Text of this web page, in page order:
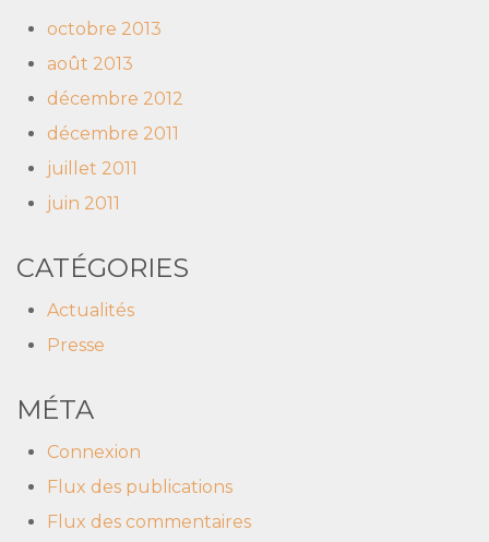
octobre 2013
août 2013
décembre 2012
décembre 2011
juillet 2011
juin 2011
CATÉGORIES
Actualités
Presse
MÉTA
Connexion
Flux des publications
Flux des commentaires